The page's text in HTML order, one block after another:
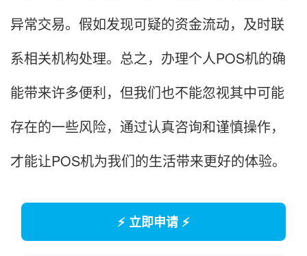
异常交易。假如发现可疑的资金流动，及时联
系相关机构处理。总之，办理个人POS机的确
能带来许多便利，但我们也不能忽视其中可能
存在的一些风险，通过认真咨询和谨慎操作，
才能让POS机为我们的生活带来更好的体验。
⚡ 立即申请 ⚡